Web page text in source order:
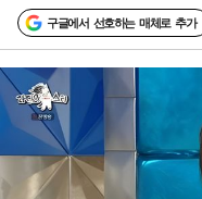
구글에서 선호하는 매체로 추가